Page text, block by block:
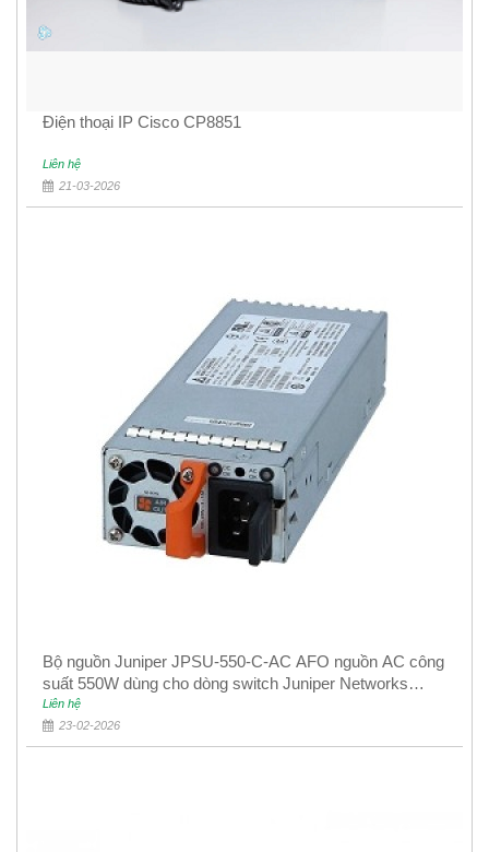
Điện thoại IP Cisco CP8851
Liên hệ
21-03-2026
Bộ nguồn Juniper JPSU-550-C-AC AFO nguồn AC công
suất 550W dùng cho dòng switch Juniper Networks
EX4400
Liên hệ
23-02-2026